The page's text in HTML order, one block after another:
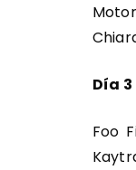
Día 3
Foo